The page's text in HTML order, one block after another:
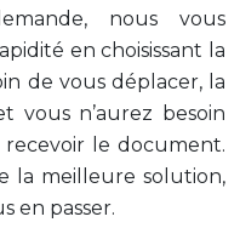
nous vous
en choisissant la
de vous déplacer, la
vous n’aurez besoin
le document.
la meilleure solution,
en passer.